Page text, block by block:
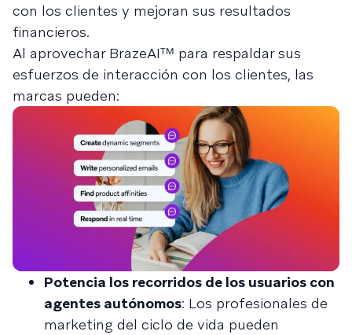
con los clientes y mejoran sus resultados
financieros.
Al aprovechar BrazeAIᵀᴹ para respaldar sus
esfuerzos de interacción con los clientes, las
marcas pueden:
Potencia los recorridos de los usuarios con
agentes autónomos: Los profesionales de
marketing del ciclo de vida pueden